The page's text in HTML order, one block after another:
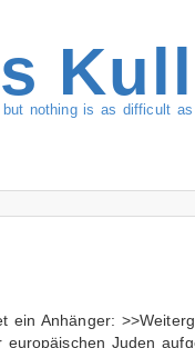
nothing is as difficult
ein Anhänger:
Juden